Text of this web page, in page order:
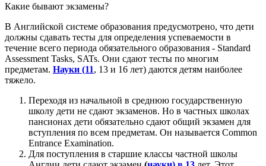
Какие бывают экзамены?
В Английской системе образования предусмотрено, что дети
должны сдавать тесты для определения успеваемости в
течение всего периода обязательного образования - Standard
Assessment Tasks, SATs. Они сдают тесты по многим
предметам. Науки (11, 13 и 16 лет) даются детям наиболее
тяжело.
Переходя из начальной в среднюю государственную
школу дети не сдают экзаменов. Но в частных школах
пансионах дети обязательно сдают общий экзамен для
вступления по всем предметам. Он называется Common
Entrance Examination.
Для поступления в старшие классы частной школы